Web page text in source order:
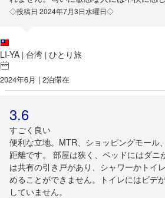
◇投稿日 2024年7月3日水曜日◇
LI-YA | 台湾 | ひとり旅
2024年6月 | 2泊滞在
3.6
すごく良い
便利な立地。MTR、ショッピングモール
距離です。 部屋は狭く、ベッドにはダニ
は共有の引き戸があり、シャワーかトイ
めることができません。トイレにはビデ
していません。